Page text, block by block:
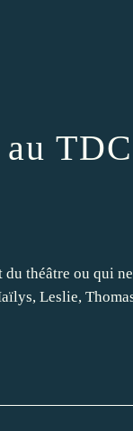
TDC
théâtre ou qui
Leslie,